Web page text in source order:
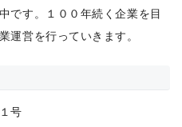
です。１００年続く企業を目
運営を行っていきます。
号